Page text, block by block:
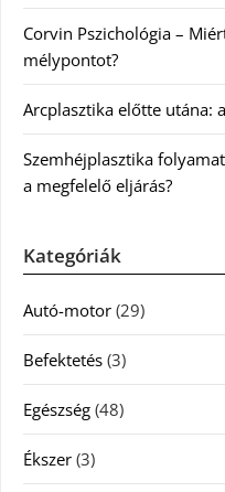
Corvin Pszichológia –
mélypontot?
Arcplasztika előtte utána:
Szemhéjplasztika
a megfelelő eljárás?
Kategóriák
Autó-motor (29)
Befektetés (3)
Egészség (48)
Ékszer (3)